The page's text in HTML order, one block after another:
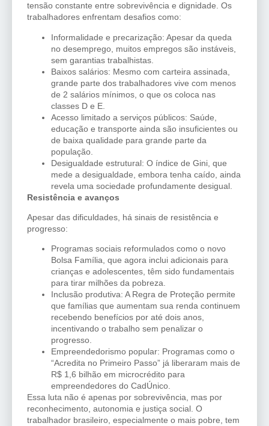
tensão constante entre sobrevivência e dignidade. Os
trabalhadores enfrentam desafios como:
Informalidade e precarização: Apesar da queda
no desemprego, muitos empregos são instáveis,
sem garantias trabalhistas.
Baixos salários: Mesmo com carteira assinada,
grande parte dos trabalhadores vive com menos
de 2 salários mínimos, o que os coloca nas
classes D e E.
Acesso limitado a serviços públicos: Saúde,
educação e transporte ainda são insuficientes ou
de baixa qualidade para grande parte da
população.
Desigualdade estrutural: O índice de Gini, que
mede a desigualdade, embora tenha caído, ainda
revela uma sociedade profundamente desigual.
Resistência e avanços
Apesar das dificuldades, há sinais de resistência e
progresso:
Programas sociais reformulados como o novo
Bolsa Família, que agora inclui adicionais para
crianças e adolescentes, têm sido fundamentais
para tirar milhões da pobreza.
Inclusão produtiva: A Regra de Proteção permite
que famílias que aumentam sua renda continuem
recebendo benefícios por até dois anos,
incentivando o trabalho sem penalizar o
progresso.
Empreendedorismo popular: Programas como o
“Acredita no Primeiro Passo” já liberaram mais de
R$ 1,6 bilhão em microcrédito para
empreendedores do CadÚnico.
Essa luta não é apenas por sobrevivência, mas por
reconhecimento, autonomia e justiça social. O
trabalhador brasileiro, especialmente o mais pobre, tem